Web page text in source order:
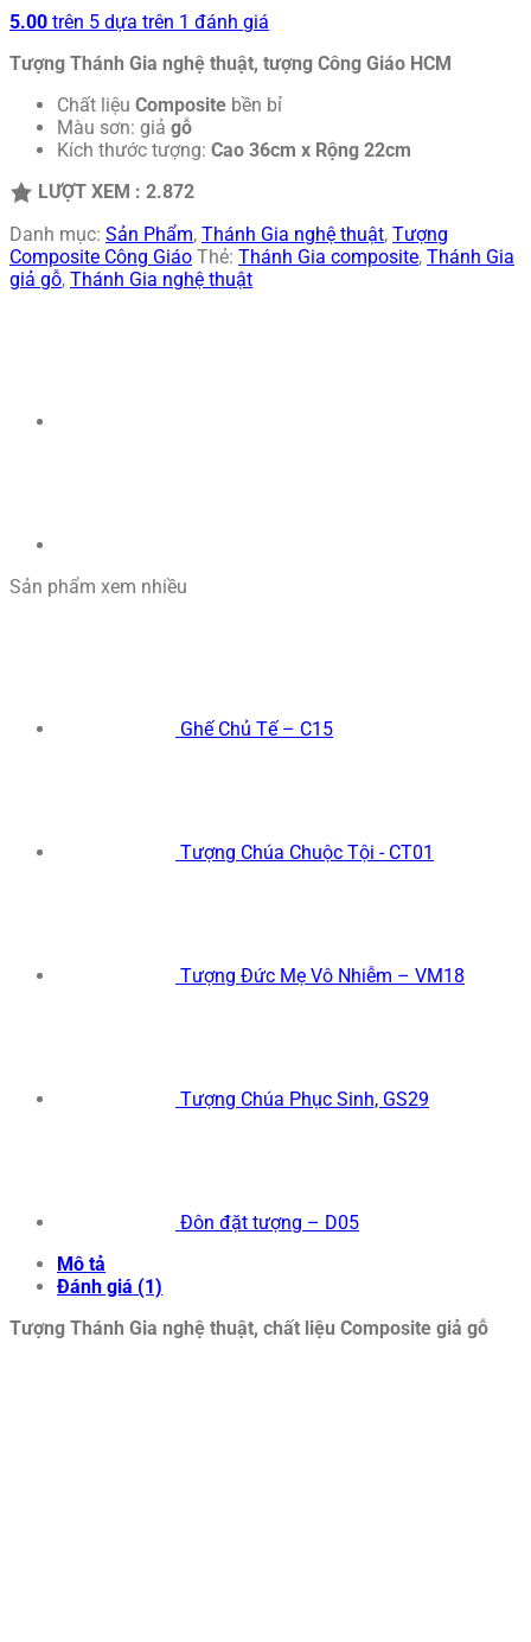
5.00 trên 5 dựa trên 1 đánh giá
Tượng Thánh Gia nghệ thuật, tượng Công Giáo HCM
Chất liệu Composite bền bỉ
Màu sơn: giả gỗ
Kích thước tượng: Cao 36cm x Rộng 22cm
LƯỢT XEM : 2.872
Danh mục: Sản Phẩm, Thánh Gia nghệ thuật, Tượng
Composite Công Giáo Thẻ: Thánh Gia composite, Thánh Gia
giả gỗ, Thánh Gia nghệ thuật
Sản phẩm xem nhiều
Ghế Chủ Tế – C15
Tượng Chúa Chuộc Tội - CT01
Tượng Đức Mẹ Vô Nhiễm – VM18
Tượng Chúa Phục Sinh, GS29
Đôn đặt tượng – D05
Mô tả
Đánh giá (1)
Tượng Thánh Gia nghệ thuật, chất liệu Composite giả gỗ